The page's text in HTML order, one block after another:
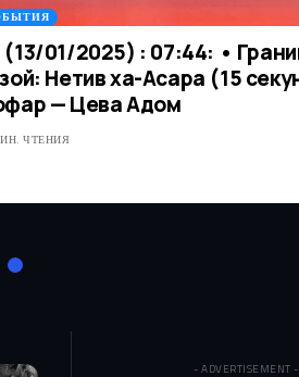
(13/01/2025) : 07:44: •
Нетив ха-Асара (15
— Цева Адом
ЧТЕНИЯ
- ADVERTISEMENT -